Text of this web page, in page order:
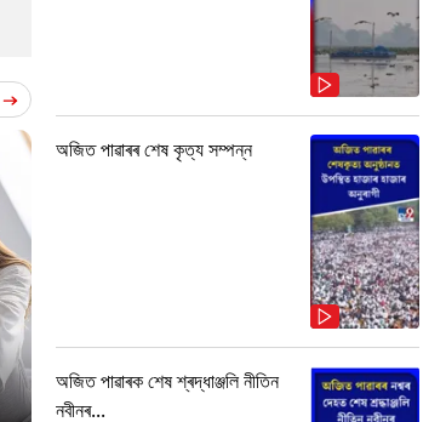
অজিত পাৱাৰৰ শেষ কৃত্য সম্পন্ন
অজিত পাৱাৰক শেষ শ্ৰদ্ধাঞ্জলি নীতিন
নবীনৰ...